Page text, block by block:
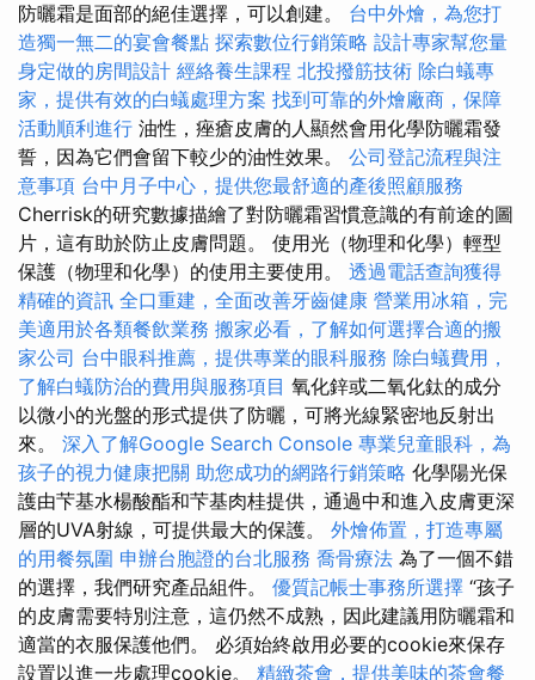
防曬霜是面部的絕佳選擇，可以創建。 台中外燴，為您打
造獨一無二的宴會餐點 探索數位行銷策略 設計專家幫您量
身定做的房間設計 經絡養生課程 北投撥筋技術 除白蟻專
家，提供有效的白蟻處理方案 找到可靠的外燴廠商，保障
活動順利進行 油性，痤瘡皮膚的人顯然會用化學防曬霜發
誓，因為它們會留下較少的油性效果。 公司登記流程與注
意事項 台中月子中心，提供您最舒適的產後照顧服務
Cherrisk的研究數據描繪了對防曬霜習慣意識的有前途的圖
片，這有助於防止皮膚問題。 使用光（物理和化學）輕型
保護（物理和化學）的使用主要使用。 透過電話查詢獲得
精確的資訊 全口重建，全面改善牙齒健康 營業用冰箱，完
美適用於各類餐飲業務 搬家必看，了解如何選擇合適的搬
家公司 台中眼科推薦，提供專業的眼科服務 除白蟻費用，
了解白蟻防治的費用與服務項目 氧化鋅或二氧化鈦的成分
以微小的光盤的形式提供了防曬，可將光線緊密地反射出
來。 深入了解Google Search Console 專業兒童眼科，為
孩子的視力健康把關 助您成功的網路行銷策略 化學陽光保
護由芐基水楊酸酯和芐基肉桂提供，通過中和進入皮膚更深
層的UVA射線，可提供最大的保護。 外燴佈置，打造專屬
的用餐氛圍 申辦台胞證的台北服務 喬骨療法 為了一個不錯
的選擇，我們研究產品組件。 優質記帳士事務所選擇 “孩子
的皮膚需要特別注意，這仍然不成熟，因此建議用防曬霜和
適當的衣服保護他們。 必須始終啟用必要的cookie來保存
設置以進一步處理cookie。 精緻茶會，提供美味的茶會餐